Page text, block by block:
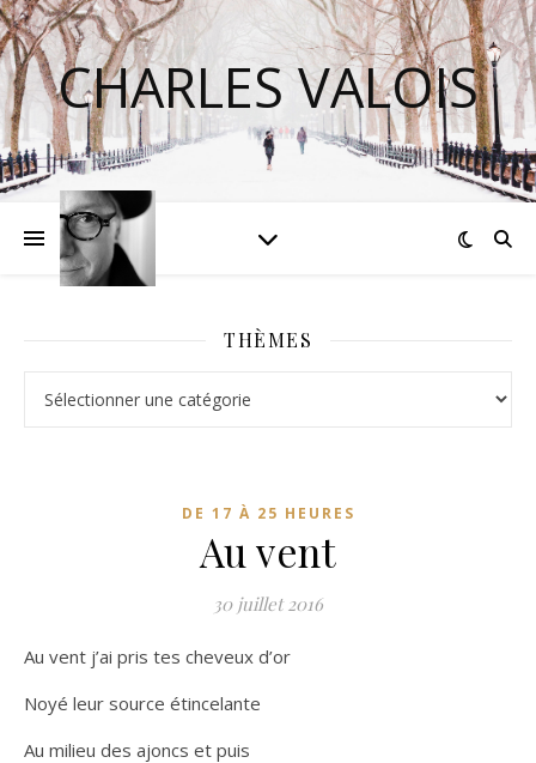
CHARLES VALOIS
THÈMES
DE 17 À 25 HEURES
Au vent
30 juillet 2016
Au vent j’ai pris tes cheveux d’or
Noyé leur source étincelante
Au milieu des ajoncs et puis